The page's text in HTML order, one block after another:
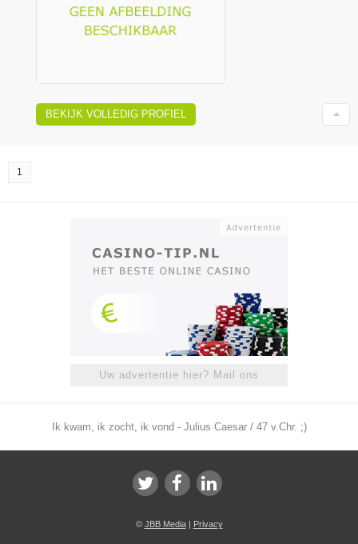
BEKIJK VOLLEDIG PROFIEL
1
Uw advertentie hier? Mail ons
Ik kwam, ik zocht, ik vond - Julius Caesar / 47 v.Chr. ;)
© JBB Media| Privacy